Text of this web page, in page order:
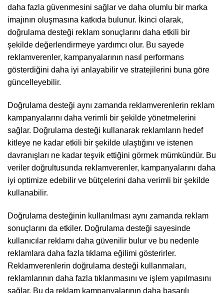
daha fazla güvenmesini sağlar ve daha olumlu bir marka
imajının oluşmasına katkıda bulunur. İkinci olarak,
doğrulama desteği reklam sonuçlarını daha etkili bir
şekilde değerlendirmeye yardımcı olur. Bu sayede
reklamverenler, kampanyalarının nasıl performans
gösterdiğini daha iyi anlayabilir ve stratejilerini buna göre
güncelleyebilir.
Doğrulama desteği aynı zamanda reklamverenlerin reklam
kampanyalarını daha verimli bir şekilde yönetmelerini
sağlar. Doğrulama desteği kullanarak reklamların hedef
kitleye ne kadar etkili bir şekilde ulaştığını ve istenen
davranışları ne kadar teşvik ettiğini görmek mümkündür. Bu
veriler doğrultusunda reklamverenler, kampanyalarını daha
iyi optimize edebilir ve bütçelerini daha verimli bir şekilde
kullanabilir.
Doğrulama desteğinin kullanılması aynı zamanda reklam
sonuçlarını da etkiler. Doğrulama desteği sayesinde
kullanıcılar reklamı daha güvenilir bulur ve bu nedenle
reklamlara daha fazla tıklama eğilimi gösterirler.
Reklamverenlerin doğrulama desteği kullanmaları,
reklamlarının daha fazla tıklanmasını ve işlem yapılmasını
sağlar. Bu da reklam kampanyalarının daha başarılı